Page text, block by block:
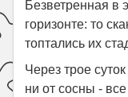
Безветренная в
горизонте: то
топтались их
Через трое
ни от сосны -